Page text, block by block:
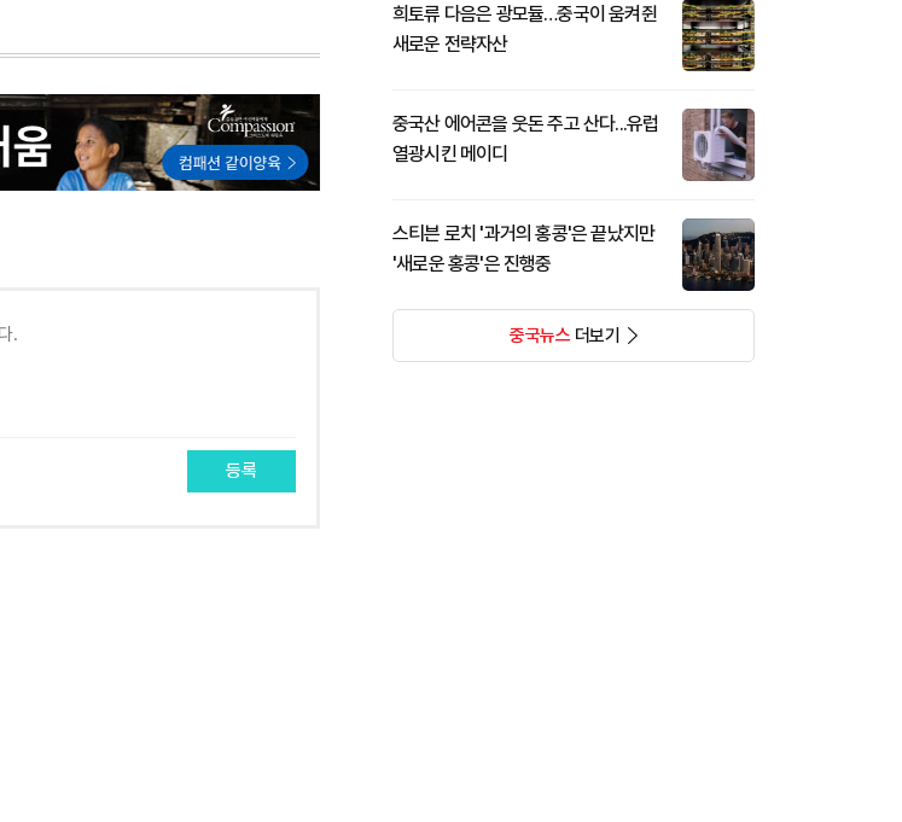
등록
희토류 다음은 광모듈…중국이 움켜쥔
새로운 전략자산
중국산 에어콘을 웃돈 주고 산다...유럽
열광시킨 메이디
스티븐 로치 '과거의 홍콩'은 끝났지만
'새로운 홍콩'은 진행중
중국뉴스더보기